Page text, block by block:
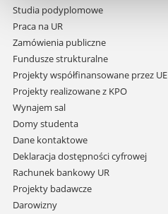
treści
Studia podyplomowe
Praca na UR
Zamówienia publiczne
Fundusze strukturalne
Projekty współfinansowane przez UE
Projekty realizowane z KPO
Wynajem sal
Domy studenta
Dane kontaktowe
Deklaracja dostępności cyfrowej
Rachunek bankowy UR
Projekty badawcze
Darowizny